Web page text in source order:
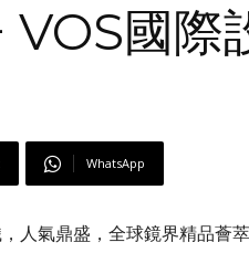
國際
WhatsApp
人氣鼎盛，全球鏡界精品薈